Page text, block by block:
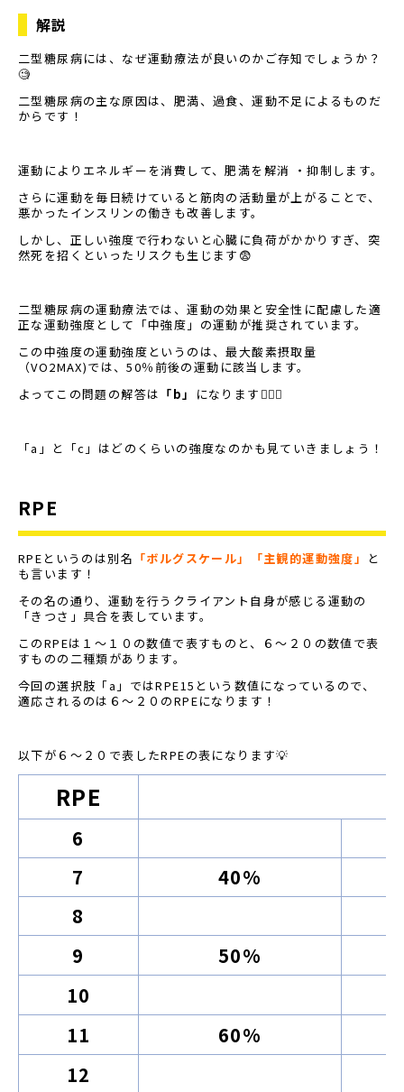
解説
二型糖尿病には、なぜ運動療法が良いのかご存知でしょうか？
🧐
二型糖尿病の主な原因は、肥満、過食、運動不足によるものだ
からです！
運動によりエネルギーを消費して、肥満を解消 ・抑制します。
さらに運動を毎日続けていると筋肉の活動量が上がることで、
悪かったインスリンの働きも改善します。
しかし、正しい強度で行わないと心臓に負荷がかかりすぎ、突
然死を招くといったリスクも生じます😨
二型糖尿病の運動療法では、運動の効果と安全性に配慮した適
正な運動強度として「中強度」の運動が推奨されています。
この中強度の運動強度というのは、最大酸素摂取量
（VO2MAX)では、50％前後の運動に該当します。
よってこの問題の解答は 「b」 になります🙋🏻‍♂️
「a」と「c」はどのくらいの強度なのかも見ていきましょう！
RPE
RPEというのは別名 「ボルグスケール」「主観的運動強度」
と
も言います！
その名の通り、運動を行うクライアント自身が感じる運動の
「きつさ」具合を表しています。
このRPEは１〜１０の数値で表すものと、６〜２０の数値で表
すものの二種類があります。
今回の選択肢「a」ではRPE15という数値になっているので、
適応されるのは６〜２０のRPEになります！
以下が６〜２０で表したRPEの表になります💡
RPE
6
7
40%
8
9
50%
10
11
60%
12